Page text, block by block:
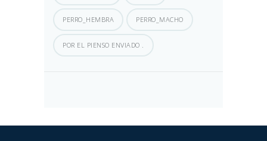
PERRO_HEMBRA PERRO_MACHO
POR EL PIENSO ENVIADO .